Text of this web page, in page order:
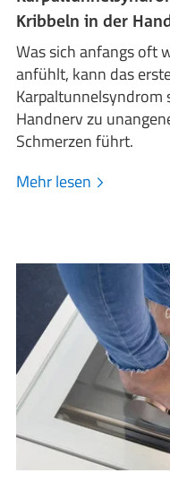
Kribbeln in der
Was sich anfangs oft
anfühlt, kann das
Karpaltunnelsyndrom
Handnerv zu
Schmerzen führt.
Mehr lesen